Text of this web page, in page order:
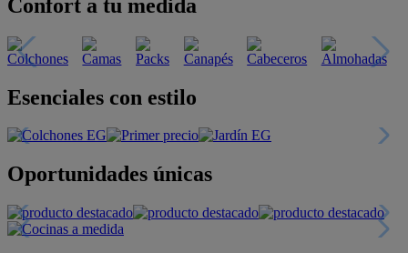
Confort a tu medida
Esenciales con estilo
Oportunidades únicas